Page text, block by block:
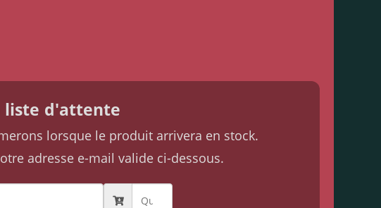
liste d'attente
lorsque le produit arrivera en stock.
adresse e-mail valide ci-dessous.